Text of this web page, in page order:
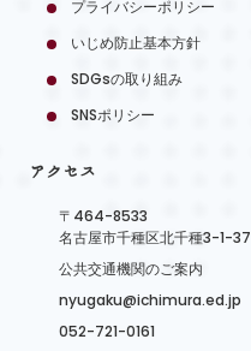
プライバシーポリシー
いじめ防止基本方針
SDGsの取り組み
SNSポリシー
アクセス
〒464-8533
名古屋市千種区北千種3-1-37
公共交通機関のご案内
nyugaku@ichimura.ed.jp
052-721-0161